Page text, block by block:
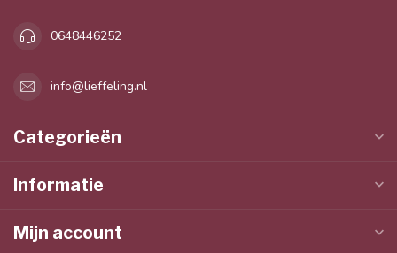
0648446252
info@lieffeling.nl
Categorieën
Informatie
Mijn account